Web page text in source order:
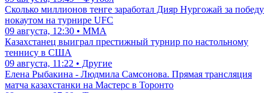
Сколько миллионов тенге заработал Дияр Нургожай за победу
нокаутом на турнире UFC
09 августа, 12:30 • ММА
Казахстанец выиграл престижный турнир по настольному
теннису в США
09 августа, 11:22 • Другие
Елена Рыбакина - Людмила Самсонова. Прямая трансляция
матча казахстанки на Мастерс в Торонто